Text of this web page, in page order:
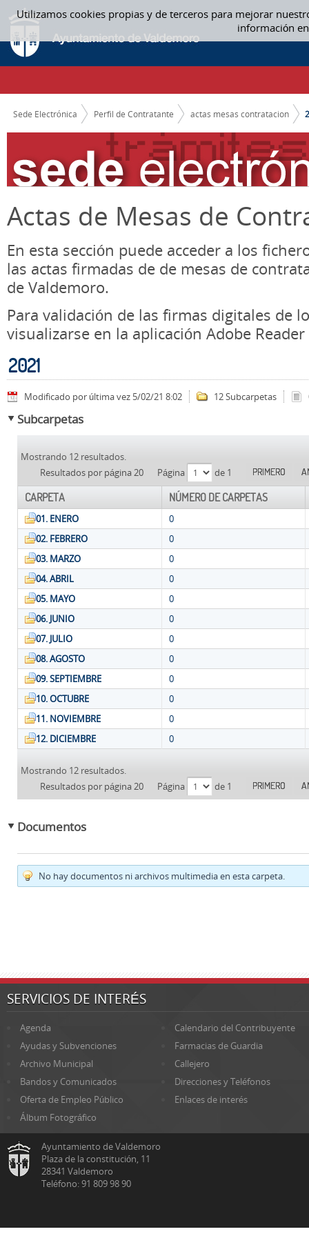
Utilizamos cookies propias y de terceros para mejorar
información
Saltar al contenido
2021 - ACTAS MESAS CONTRATACION
CAMINO DE MIGAS
Sede Electrónica Perfil de Contratante actas mesas contratacion
Actas de Mesas de
En esta sección puede acceder a los
las actas firmadas de de mesas de
de Valdemoro.
Para validación de las firmas digitales de
visualizarse en la aplicación Adobe Reader
2021
Modificado por última vez 5/02/21 8:02 12 Subcarpetas
Subcarpetas
Mostrando 12 resultados.
Resultados por página 20
Página de 1 PRIMERO
CARPETA NÚMERO DE CARPETAS
01. ENERO
0
02. FEBRERO
0
03. MARZO
0
04. ABRIL
0
05. MAYO
0
06. JUNIO
0
07. JULIO
0
08. AGOSTO
0
09. SEPTIEMBRE
0
10. OCTUBRE
0
11. NOVIEMBRE
0
12. DICIEMBRE
0
Mostrando 12 resultados.
Resultados por página 20
Página de 1 PRIMERO
Documentos
No hay documentos ni archivos multimedia en esta carpeta.
SERVICIOS DE INTERÉS
Agenda
Calendario del Contribuyente
Ayudas y Subvenciones
Farmacias de Guardia
Archivo Municipal
Callejero
Bandos y Comunicados
Direcciones y Teléfonos
Oferta de Empleo Público
Enlaces de interés
Álbum Fotográfico
Ayuntamiento de Valdemoro
Plaza de la constitución, 11
28341 Valdemoro
Teléfono: 91 809 98 90